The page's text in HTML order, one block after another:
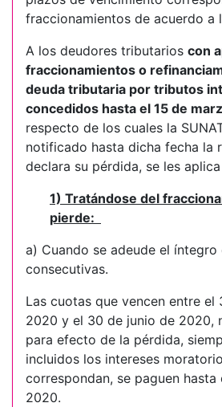
fraccionamientos de acuerdo a
A los deudores tributarios con
fraccionamientos o
deuda tributaria por tributos
concedidos hasta el 15 de
respecto de los cuales la
notificado hasta dicha fecha la
declara su pérdida, se les
1) Tratándose del
pierde:
a) Cuando se adeude el
consecutivas.
Las cuotas que vencen entre el
2020 y el 30 de junio de 2020,
para efecto de la pérdida,
incluidos los intereses
correspondan, se paguen hasta
2020.